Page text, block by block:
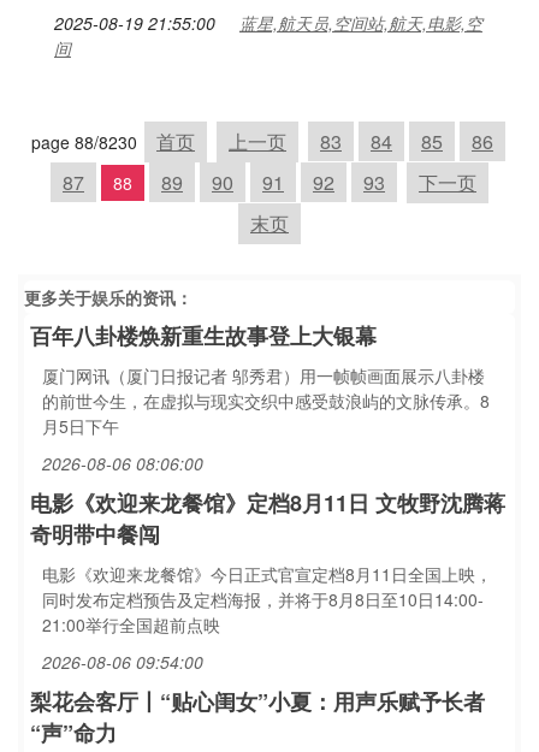
2025-08-19 21:55:00
蓝星,航天员,空间站,航天,电影,空
间
page 88/8230 首页 上一页 83 84 85
86
87
88 89 90 91 92 93
下一页
末页
更多关于娱乐的资讯：
百年八卦楼焕新重生故事登上大银幕
厦门网讯（厦门日报记者 邬秀君）用一帧帧画面展示八卦楼
的前世今生，在虚拟与现实交织中感受鼓浪屿的文脉传承。8
月5日下午
2026-08-06 08:06:00
电影《欢迎来龙餐馆》定档8月11日 文牧野沈腾蒋
奇明带中餐闯
电影《欢迎来龙餐馆》今日正式官宣定档8月11日全国上映，
同时发布定档预告及定档海报，并将于8月8日至10日14:00-
21:00举行全国超前点映
2026-08-06 09:54:00
梨花会客厅丨“贴心闺女”小夏：用声乐赋予长者
“声”命力